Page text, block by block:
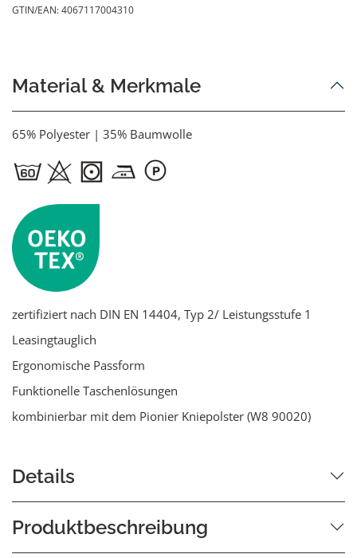
GTIN/EAN:4067117004310
Material & Merkmale
65% Polyester | 35% Baumwolle
zertifiziert nach DIN EN 14404, Typ 2/ Leistungsstufe 1
Leasingtauglich
Ergonomische Passform
Funktionelle Taschenlösungen
kombinierbar mit dem Pionier Kniepolster (W8 90020)
Details
Produktbeschreibung